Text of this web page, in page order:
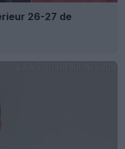
26-27 de